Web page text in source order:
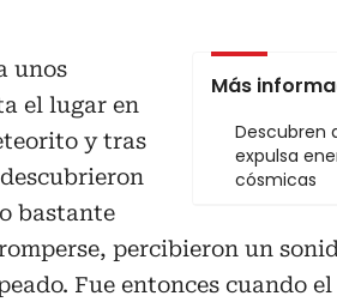
Más
Descubren
expulsa
cósmicas
unos
el lugar en
y tras
bastante
percibieron un
Fue entonces cuando